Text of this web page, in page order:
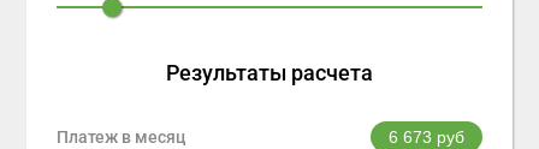
Результаты расчета
Платеж в месяц 6 673 руб